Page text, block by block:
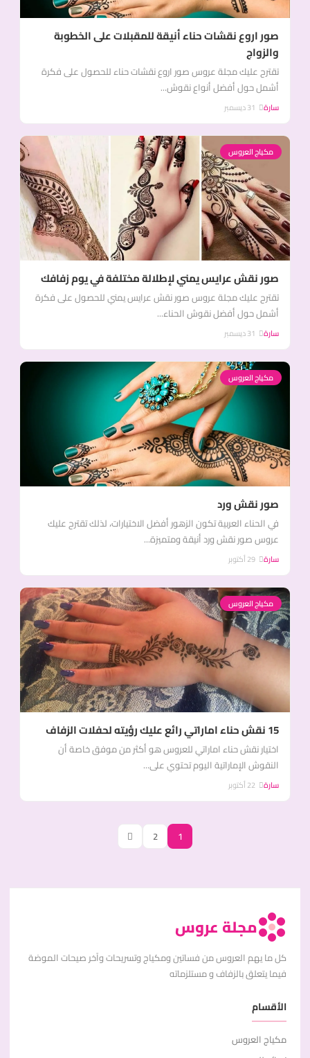
صور اروع نقشات حناء أنيقة للمقبلات على الخطوبة
والزواج
تقترح عليك مجلة عروس صور اروع نقشات حناء للحصول على فكرة
أشمل حول أفضل أنواع نقوش...
سارة
مكياج العروس
صور نقش عرايس يمني لإطلالة مختلفة في يوم زفافك
تقترح عليك مجلة عروس صور نقش عرايس يمني للحصول على فكرة
أشمل حول أفضل نقوش الحناء...
سارة
مكياج العروس
صور نقش ورد
في الحناء العربية تكون الزهور أفضل الاختيارات، لذلك تقترح عليك
عروس صور نقش ورد أنيقة ومتميزة...
سارة
مكياج العروس
15 نقش حناء اماراتي رائع عليك رؤيته لحفلات الزفاف
اختيار نقش حناء اماراتي للعروس هو أكثر من موفق خاصة أن
النقوش الإماراتية اليوم تحتوي على...
سارة
1
2
مجلة عروس
كل ما يهم العروس من فساتين ومكياج وتسريحات وآخر صيحات الموضة
فيما يتعلق بالزفاف و مستلزماته
الأقسام
مكياج العروس